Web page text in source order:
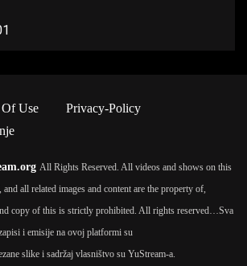
Use
Privacy-Policy
All Rights Reserved. All videos and shows on this
all related images and content are the property of,
copy of this is strictly prohibited. All rights reserved…Sva
i emisije na ovoj platformi su
slike i sadržaj vlasništvo su YuStream-a.